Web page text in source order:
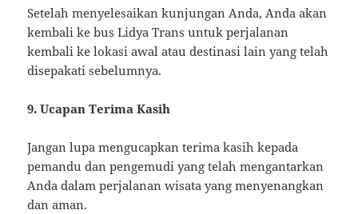
Setelah menyelesaikan kunjungan Anda, Anda akan
kembali ke bus Lidya Trans untuk perjalanan
kembali ke lokasi awal atau destinasi lain yang telah
disepakati sebelumnya.
9. Ucapan Terima Kasih
Jangan lupa mengucapkan terima kasih kepada
pemandu dan pengemudi yang telah mengantarkan
Anda dalam perjalanan wisata yang menyenangkan
dan aman.